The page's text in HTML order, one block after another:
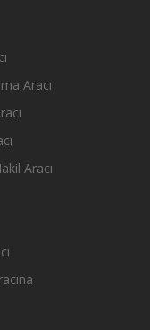
Aracı
Aracı